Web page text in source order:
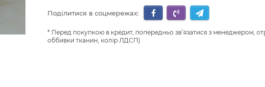
Поділитися в соцмережах:
Перед покупкою в кредит, попередньо зв’язатися з менеджером,
оббивки тканин, колір ЛДСП)